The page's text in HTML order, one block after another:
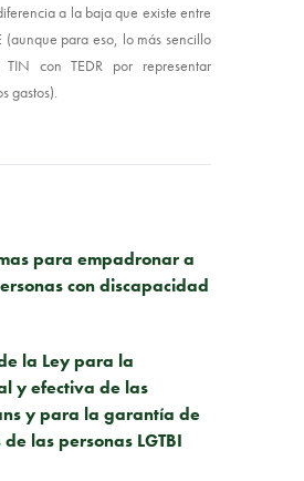
a la baja que existe entre
(aunque para eso, lo más sencillo
TIN con TEDR por representar
gastos).
para empadronar a
con discapacidad
la Ley para la
y efectiva de las
y para la garantía de
las personas LGTBI